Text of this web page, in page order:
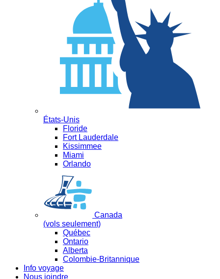
États-Unis
Floride
Fort Lauderdale
Kissimmee
Miami
Orlando
Canada
(vols seulement)
Québec
Ontario
Alberta
Colombie-Britannique
Info voyage
Nous joindre